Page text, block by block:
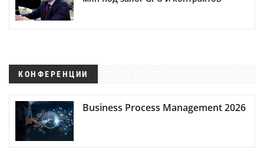
КОНФЕРЕНЦИИ
Business Process Management 2026